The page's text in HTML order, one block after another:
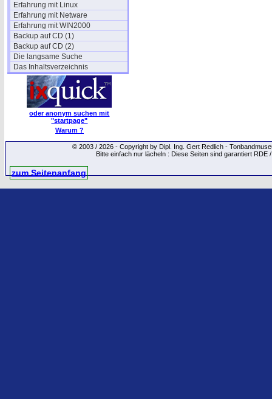
Erfahrung mit Linux
Erfahrung mit Netware
Erfahrung mit WIN2000
Backup auf CD (1)
Backup auf CD (2)
Die langsame Suche
Das Inhaltsverzeichnis
oder anonym suchen mit
"startpage"
Warum ?
© 2003 / 2026 - Copyright by Dipl. Ing. Gert Redlich -
Bitte einfach nur lächeln : Diese Seiten sind garantiert
zum Seitenanfang